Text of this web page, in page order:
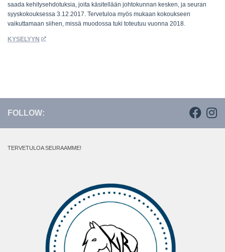
saada kehitysehdotuksia, joita käsitellään johtokunnan kesken, ja seuran
syyskokouksessa 3.12.2017. Tervetuloa myös mukaan kokoukseen
vaikuttamaan siihen, missä muodossa tuki toteutuu vuonna 2018.
KYSELYYN
FOLLOW:
TERVETULOA SEURAAMME!